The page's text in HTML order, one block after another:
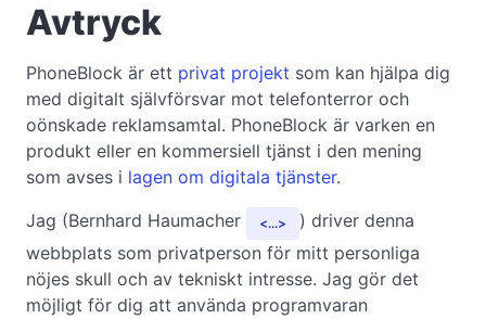
Avtryck
PhoneBlock är ett privat projekt som kan hjälpa dig
med digitalt självförsvar mot telefonterror och
oönskade reklamsamtal. PhoneBlock är varken en
produkt eller en kommersiell tjänst i den mening
som avses i lagen om digitala tjänster.
Jag (Bernhard Haumacher
...
) driver denna
webbplats som privatperson för mitt personliga
nöjes skull och av tekniskt intresse. Jag gör det
möjligt för dig att använda programvaran